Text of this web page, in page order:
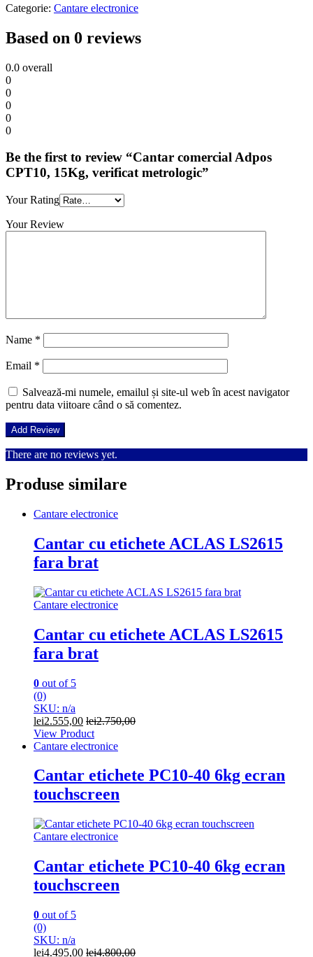
Categorie: Cantare electronice
Based on 0 reviews
0.0 overall
0
0
0
0
0
Be the first to review “Cantar comercial Adpos
CPT10, 15Kg, verificat metrologic”
Your Rating
Your Review
Name *
Email *
Salvează-mi numele, emailul și site-ul web în acest navigator
pentru data viitoare când o să comentez.
There are no reviews yet.
Produse similare
Cantare electronice
Cantar cu etichete ACLAS LS2615
fara brat
Cantare electronice
Cantar cu etichete ACLAS LS2615
fara brat
0 out of 5
(0)
SKU: n/a
lei2.555,00 lei2.750,00
View Product
Cantare electronice
Cantar etichete PC10-40 6kg ecran
touchscreen
Cantare electronice
Cantar etichete PC10-40 6kg ecran
touchscreen
0 out of 5
(0)
SKU: n/a
lei4.495,00 lei4.800,00